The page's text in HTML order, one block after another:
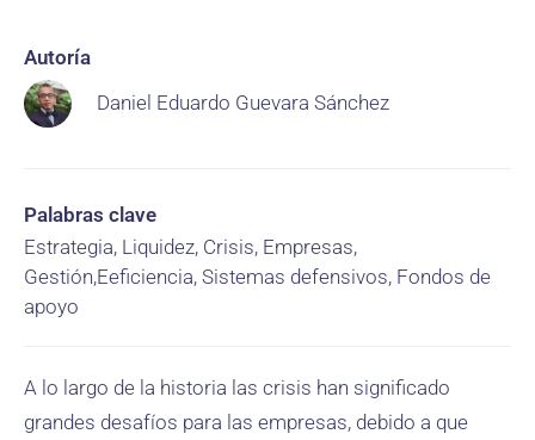
Autoría
Daniel Eduardo Guevara Sánchez
Palabras clave
Estrategia, Liquidez, Crisis, Empresas,
Gestión,Eeficiencia, Sistemas defensivos, Fondos de
apoyo
A lo largo de la historia las crisis han significado
grandes desafíos para las empresas, debido a que